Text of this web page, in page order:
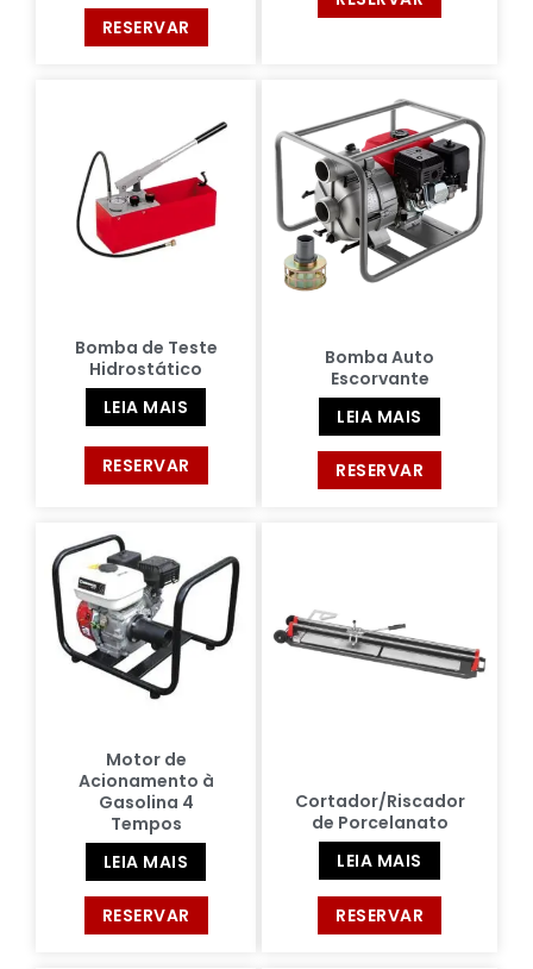
RESERVAR
Bomba de Teste
Hidrostático
LEIA MAIS
RESERVAR
Bomba Auto
Escorvante
LEIA MAIS
RESERVAR
Motor de
Acionamento à
Gasolina 4
Tempos
LEIA MAIS
RESERVAR
Cortador/Riscador
de Porcelanato
LEIA MAIS
RESERVAR